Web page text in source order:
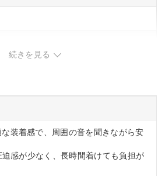
続きを見る
な装着感で、周囲の音を聞きながら安
迫感が少なく、長時間着けても負担が